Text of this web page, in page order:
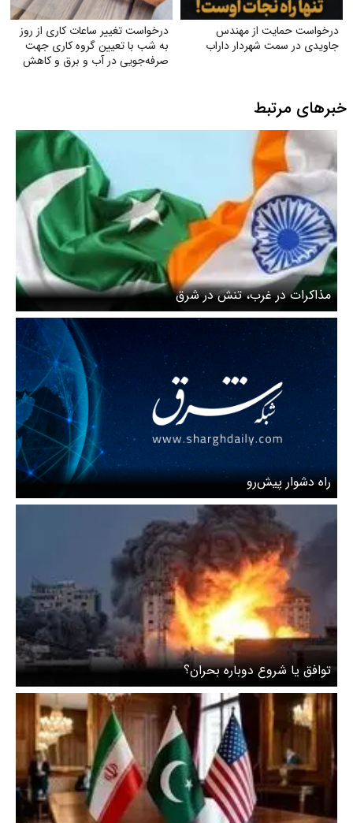
درخواست حمایت از مهندس
جاویدی در سمت شهردار داراب
درخواست تغییر ساعات کاری از روز
به شب با تعیین گروه کاری جهت
صرفه‌جویی در آب و برق و کاهش
خبرهای مرتبط
مذاکرات در غرب، تنش در شرق
راه دشوار پیش‌رو
توافق یا شروع دوباره بحران؟‌